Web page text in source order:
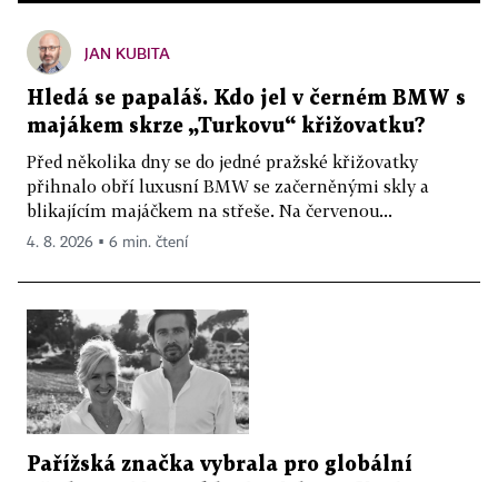
JAN KUBITA
Hledá se papaláš. Kdo jel v černém BMW s
majákem skrze „Turkovu“ křižovatku?
Před několika dny se do jedné pražské křižovatky
přihnalo obří luxusní BMW se začerněnými skly a
blikajícím majáčkem na střeše. Na červenou...
4. 8. 2026 ▪ 6 min. čtení
Pařížská značka vybrala pro globální